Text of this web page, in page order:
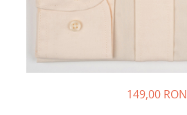
149,00 RON